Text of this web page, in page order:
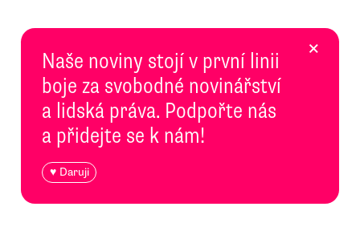
Naše noviny stojí v první linii
boje za svobodné novinářství
a lidská práva. Podpořte nás
a přidejte se k nám!
♥ Daruji
×